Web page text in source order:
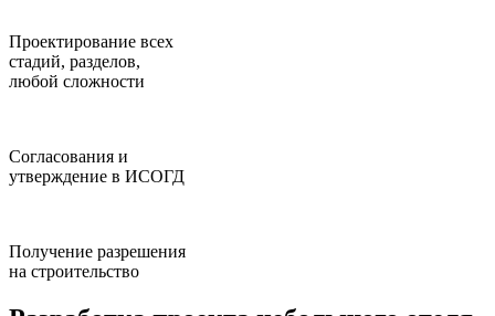
Проектирование всех
стадий, разделов,
любой сложности
Согласования и
утверждение в ИСОГД
Получение разрешения
на строительство